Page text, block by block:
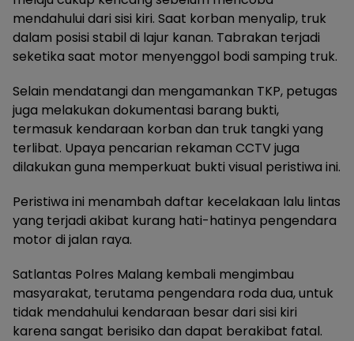
mendahului dari sisi kiri. Saat korban menyalip, truk
dalam posisi stabil di lajur kanan. Tabrakan terjadi
seketika saat motor menyenggol bodi samping truk.
Selain mendatangi dan mengamankan TKP, petugas
juga melakukan dokumentasi barang bukti,
termasuk kendaraan korban dan truk tangki yang
terlibat. Upaya pencarian rekaman CCTV juga
dilakukan guna memperkuat bukti visual peristiwa ini.
Peristiwa ini menambah daftar kecelakaan lalu lintas
yang terjadi akibat kurang hati-hatinya pengendara
motor di jalan raya.
Satlantas Polres Malang kembali mengimbau
masyarakat, terutama pengendara roda dua, untuk
tidak mendahului kendaraan besar dari sisi kiri
karena sangat berisiko dan dapat berakibat fatal.